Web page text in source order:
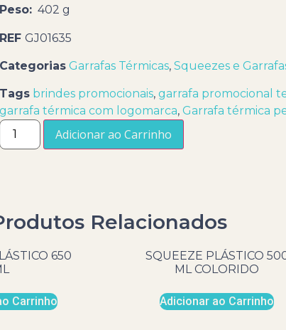
Peso: 402 g
REF GJ01635
Categorias Garrafas Térmicas, Squeezes e
Tags brindes promocionais, garrafa promocional
garrafa térmica com logomarca, Garrafa térmica
Adicionar ao Carrinho
Relacionados
650
Carrinho
SQUEEZE PLÁSTICO
ML COLORIDO
Adicionar ao Carrinho